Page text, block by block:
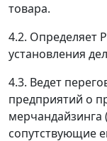
товара.
4.2. Определяет
установления
4.3. Ведет
предприятий о
мерчандайзинга
сопутствующие